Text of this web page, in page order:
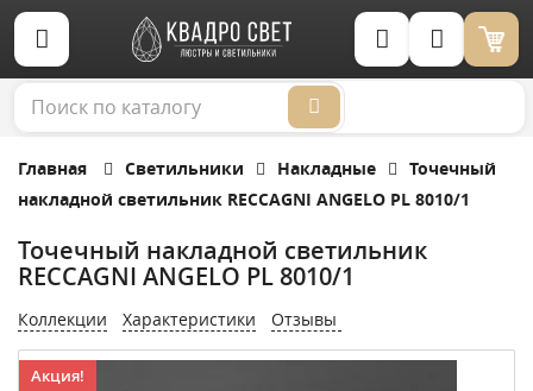
Корзина (0)
Главная Светильники Накладные
Точечный
накладной светильник RECCAGNI ANGELO PL 8010/1
Точечный накладной светильник
RECCAGNI ANGELO PL 8010/1
Коллекции Характеристики Отзывы
Акция!